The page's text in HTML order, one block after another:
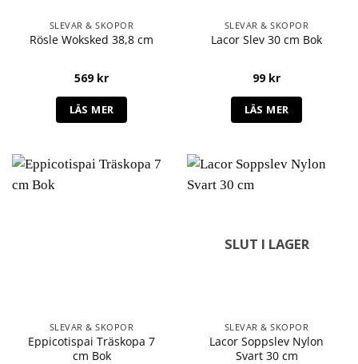
SLEVAR & SKOPOR
Rösle Woksked 38,8 cm
569 kr
LÄS MER
SLEVAR & SKOPOR
Lacor Slev 30 cm Bok
99 kr
LÄS MER
SLEVAR & SKOPOR
Eppicotispai Träskopa 7
cm Bok
SLUT I LAGER
SLEVAR & SKOPOR
Lacor Soppslev Nylon
Svart 30 cm